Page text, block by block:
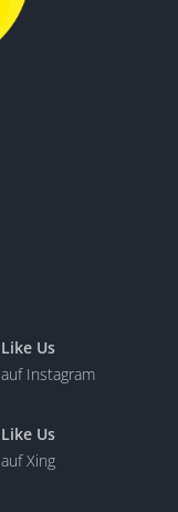
Like Us
auf Instagram
Like Us
auf Xing